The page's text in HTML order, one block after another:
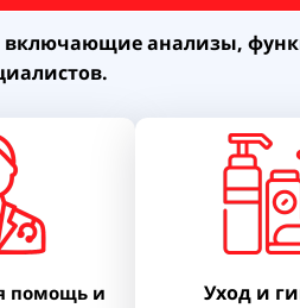
анализы,
помощь и
Уход и